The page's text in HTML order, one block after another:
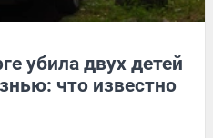
убила двух детей
что известно